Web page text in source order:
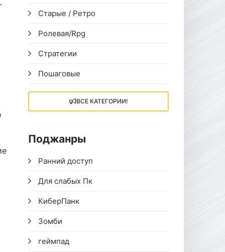
Старые / Ретро
Ролевая/Rpg
Стратегии
Пошаговые
ВСЕ КАТЕГОРИИ!
Поджанры
Ранний доступ
Для слабых Пк
КиберПанк
Зомби
геймпад